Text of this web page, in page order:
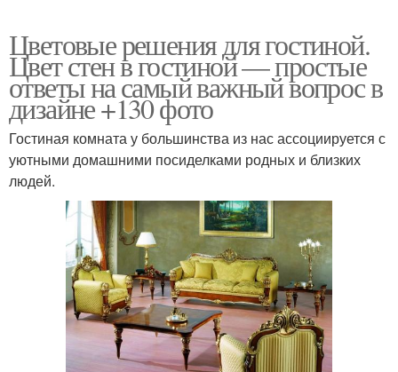
Цветовые решения для гостиной.
Цвет стен в гостиной — простые
ответы на самый важный вопрос в
дизайне +130 фото
Гостиная комната у большинства из нас ассоциируется с
уютными домашними посиделками родных и близких
людей.